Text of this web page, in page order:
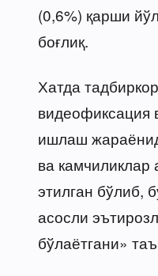
(0,6%) қарши
боғлиқ.
Хатда
видеофиксация
ишлаш
ва камчиликлар
этилган бўлиб,
асосли
бўлаётгани»